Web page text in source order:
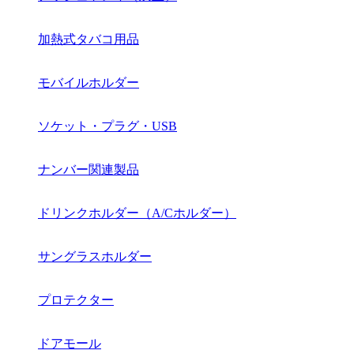
加熱式タバコ用品
モバイルホルダー
ソケット・プラグ・USB
ナンバー関連製品
ドリンクホルダー（A/Cホルダー）
サングラスホルダー
プロテクター
ドアモール